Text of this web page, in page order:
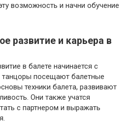
возможность и начни обучение
развитие и карьера в
в балете начинается с
танцоры посещают балетные
техники балета, развивают
Они также учатся
с партнером и выражать